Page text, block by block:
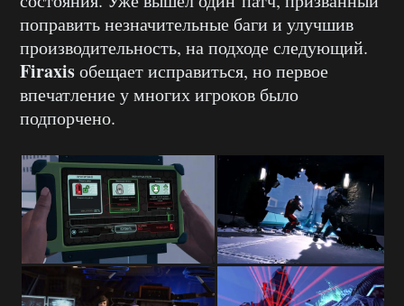
поправить незначительные баги и улучшив
производительность, на подходе следующий.
Firaxisобещает исправиться, но первое
впечатление у многих игроков было
подпорчено.